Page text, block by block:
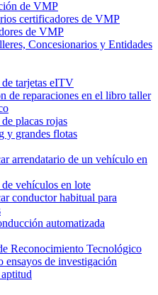
de VMP
certificadores de VMP
de VMP
Concesionarios y Entidades
tarjetas eITV
de reparaciones en el libro taller
placas rojas
y grandes flotas
arrendatario de un vehículo en
vehículos en lote
conductor habitual para
automatizada
Reconocimiento Tecnológico
ensayos de investigación